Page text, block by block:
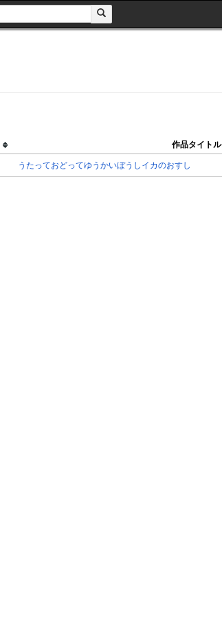
作品タイトル
うたっておどってゆうかいぼうしイカのおすし